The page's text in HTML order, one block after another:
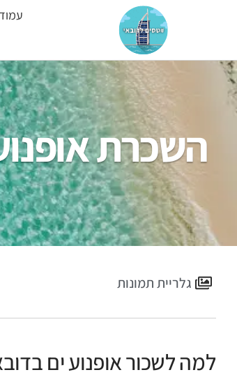
השכרת
גלריית תמונות
למה לשכור אופנוע ים